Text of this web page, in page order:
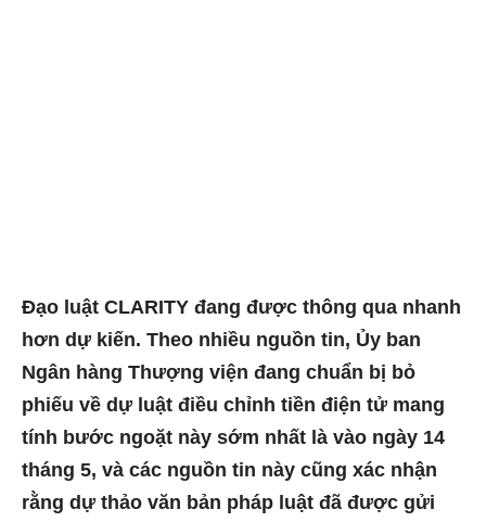
Đạo luật CLARITY đang được thông qua nhanh
hơn dự kiến. Theo nhiều nguồn tin, Ủy ban
Ngân hàng Thượng viện đang chuẩn bị bỏ
phiếu về dự luật điều chỉnh tiền điện tử mang
tính bước ngoặt này sớm nhất là vào ngày 14
tháng 5, và các nguồn tin này cũng xác nhận
rằng dự thảo văn bản pháp luật đã được gửi